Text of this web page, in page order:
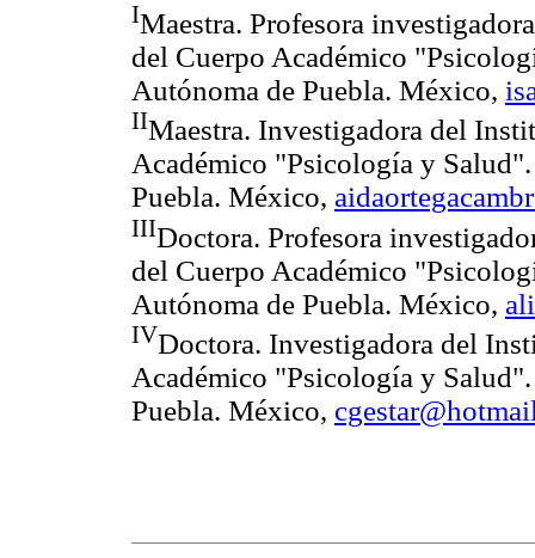
IMaestra. Profesora
del Cuerpo Académico
Autónoma de Puebla. México,
IIMaestra. Investigadora del
Académico "Psicología y
Puebla. México,
IIIDoctora. Profesora
del Cuerpo Académico
Autónoma de Puebla. México,
IVDoctora. Investigadora del
Académico "Psicología y
Puebla. México,